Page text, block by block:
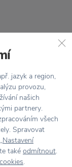
jazyk a region,
provozu,
našich
partnery.
všech
Spravovat
Nastavení
také odmítnout.
.